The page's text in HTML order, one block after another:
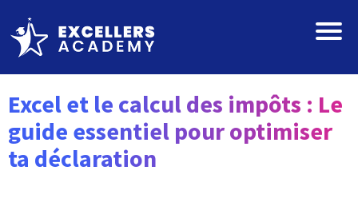
Excel et le calcul des impôts : Le
guide essentiel pour optimiser
ta déclaration